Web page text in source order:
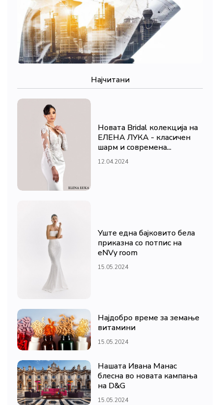
Најчитани
Новата Bridal колекција на
ЕЛЕНА ЛУКА - класичен
шарм и современа...
12.04.2024
Уште една бајковито бела
приказна со потпис на
eNVy room
15.05.2024
Најдобро време за земање
витамини
15.05.2024
Нашата Ивана Манас
блесна во новата кампања
на D&G
15.05.2024